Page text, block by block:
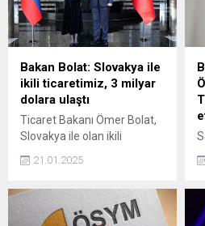
Bakan Bolat: Slovakya ile
ikili ticaretimiz, 3 milyar
dolara ulaştı
Ticaret Bakanı Ömer Bolat,
Slovakya ile olan ikili
itibaren ikiye katlandı ve
ulaştı. İki ülke arasındaki
ticareti ve yatırımları daha
21.01.2025